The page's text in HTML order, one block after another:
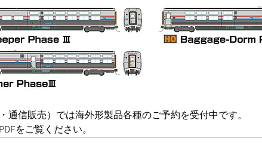
通信販売）では海外形製品各種のご予約を受付中です。
をご覧ください。